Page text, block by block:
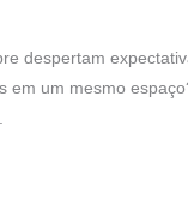
despertam
em um mesmo